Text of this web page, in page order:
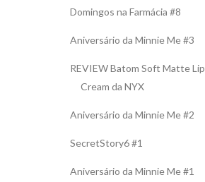
Domingos na Farmácia #8
Aniversário da Minnie Me #3
REVIEW Batom Soft Matte Lip
Cream da NYX
Aniversário da Minnie Me #2
SecretStory6 #1
Aniversário da Minnie Me #1